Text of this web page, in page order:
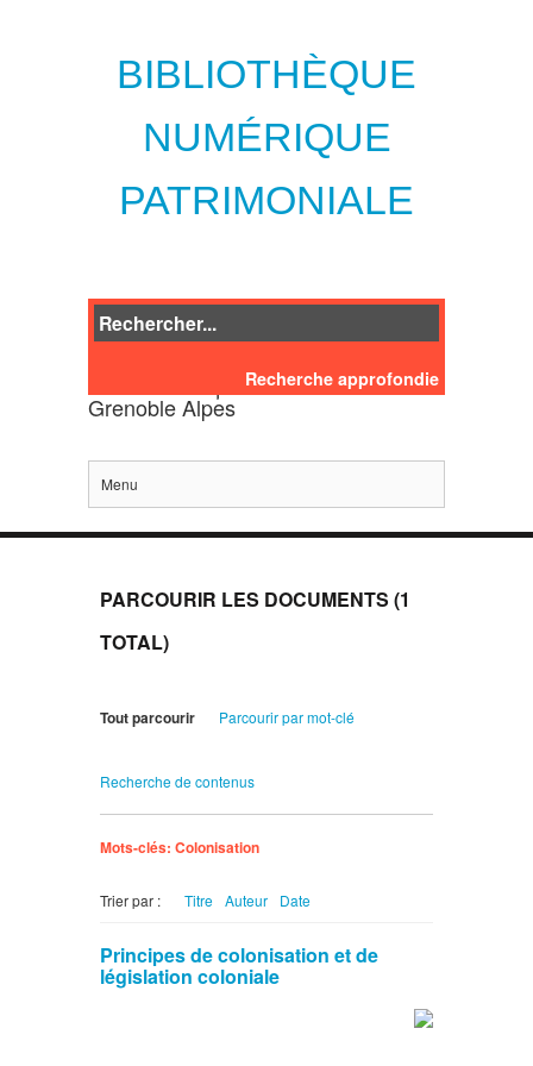
BIBLIOTHÈQUE
NUMÉRIQUE
PATRIMONIALE
des bibliothèques de l'Université
Grenoble Alpes
Recherche approfondie
Menu
PARCOURIR LES DOCUMENTS (1
TOTAL)
Tout parcourir Parcourir par mot-clé
Recherche de contenus
Mots-clés: Colonisation
Trier par : Titre Auteur Date
Principes de colonisation et de
législation coloniale